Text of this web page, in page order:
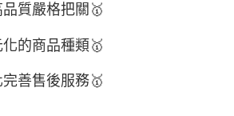
質嚴格把關 🥇
化的商品種類 🥇
完善售後服務🥇